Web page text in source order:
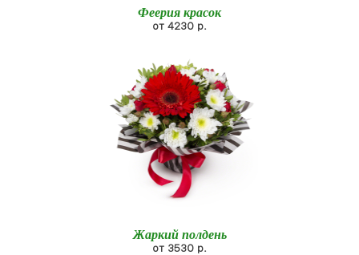
Феерия красок
от 4230 р.
Жаркий полдень
от 3530 р.